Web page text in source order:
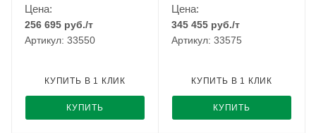
Цена:
256 695 руб./т
Артикул: 33550
КУПИТЬ
КУПИТЬ В 1 КЛИК
Цена:
345 455 руб./т
Артикул: 33575
КУПИТЬ
КУПИТЬ В 1 КЛИК